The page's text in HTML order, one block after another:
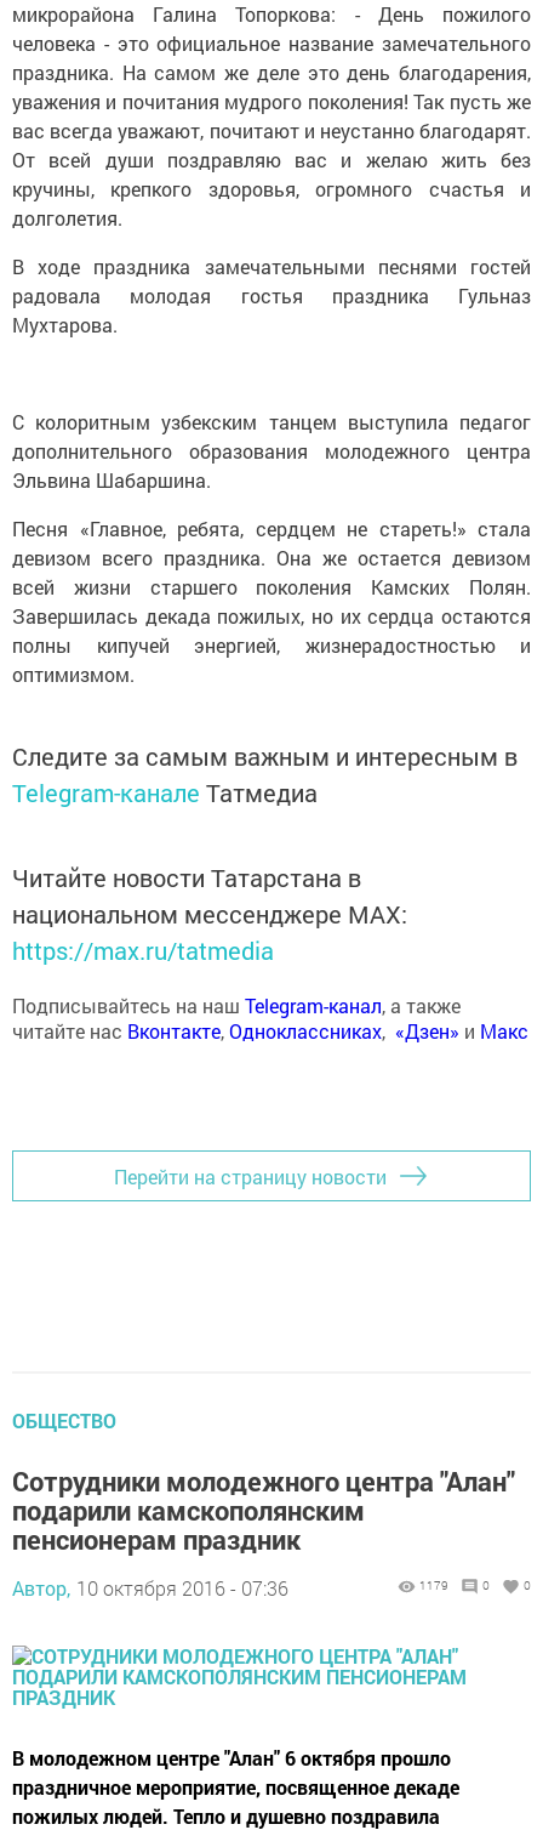
микрорайона Галина Топоркова: - День пожилого
человека - это официальное название замечательного
праздника. На самом же деле это день благодарения,
уважения и почитания мудрого поколения! Так пусть же
вас всегда уважают, почитают и неустанно благодарят.
От всей души поздравляю вас и желаю жить без
кручины, крепкого здоровья, огромного счастья и
долголетия.
В ходе праздника замечательными песнями гостей
радовала молодая гостья праздника Гульназ
Мухтарова.
С колоритным узбекским танцем выступила педагог
дополнительного образования молодежного центра
Эльвина Шабаршина.
Песня «Главное, ребята, сердцем не стареть!» стала
девизом всего праздника. Она же остается девизом
всей жизни старшего поколения Камских Полян.
Завершилась декада пожилых, но их сердца остаются
полны кипучей энергией, жизнерадостностью и
оптимизмом.
Следите за самым важным и интересным в
Telegram-канале Татмедиа
Читайте новости Татарстана в
национальном мессенджере MАХ:
https://max.ru/tatmedia
Подписывайтесь на наш Telegram-канал, а также
читайте нас Вконтакте,Одноклассниках, «Дзен» и Макс
Перейти на страницу новости
ОБЩЕСТВО
Сотрудники молодежного центра "Алан"
подарили камскополянским
пенсионерам праздник
Автор, 10 октября 2016 - 07:36 1179 0 0
В молодежном центре "Алан" 6 октября прошло
праздничное мероприятие, посвященное декаде
пожилых людей. Тепло и душевно поздравила